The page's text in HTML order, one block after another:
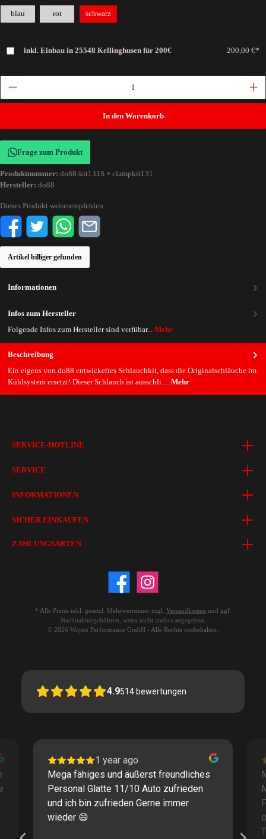
blau rot schwarz
inkl. Einbau in 25548 Kellinghusen für 200€ 200,00 €*
In den Warenkorb
Frage zum Produkt
Produktnummer: do88-kit131S + clampkit131
Hersteller: do88
Dieses Produkt weiterempfehlen:
Artikel billiger gefunden
Beschreibung
Ein eigens von do88 entwickeltes Schlauchkit, dass die Originalschläuche im
Kühlsystem ersetzt! Dieser Schlauch ist ausschli… Mehr
Informationen
Infos zum Hersteller
Folgende Infos zum Hersteller sind verfübar... Mehr
SERVICE-HOTLINE
SERVICE
INFORMATIONEN
SICHER EINKAUFEN
ZAHLUNGSARTEN
* Alle Preise inkl. gesetzl. Mehrwertsteuer zzgl. Versandkosten und ggf.
Nachnahmegebühren, wenn nicht anders angegeben.
© 2026 Wojsto Performance GmbH - Alle Rechte vorbehalten.
4.9514 bewertungen
1 year ago
Mega fähiges und äußerst freundliches
Personal Glatte 11/10 Auto zufrieden
und ich bin zufrieden Gerne immer
wieder 😄